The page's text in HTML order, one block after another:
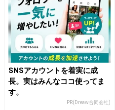
SNSアカウントを着実に成
長。実はみんなココ使ってま
す。
PR(Dreaw合同会社)